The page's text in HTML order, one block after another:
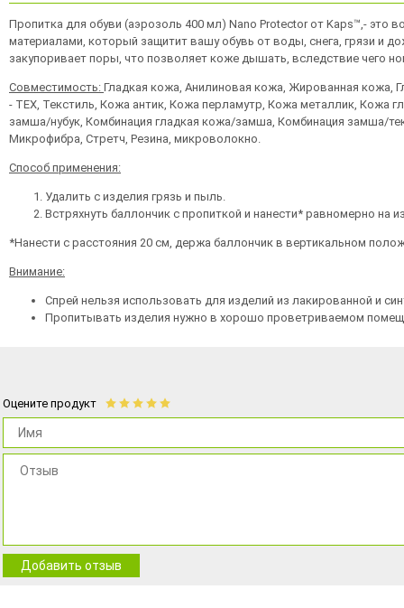
Пропитка для обуви (аэрозоль 400 мл) Nano Protector от Kaps™,-
материалами, который защитит вашу обувь от воды, снега, грязи и
закупоривает поры, что позволяет коже дышать, вследствие чего
Совместимость: Гладкая кожа, Анилиновая кожа, Жированная кожа,
- TEX, Текстиль, Кожа антик, Кожа перламутр, Кожа металлик, Кожа
замша/нубук, Комбинация гладкая кожа/замша, Комбинация замша/
Микрофибра, Стретч, Резина, микроволокно.
Способ применения:
Удалить с изделия грязь и пыль.
Встряхнуть баллончик с пропиткой и нанести* равномерно на
*Нанести с расстояния 20 см, держа баллончик в вертикальном
Внимание:
Спрей нельзя использовать для изделий из лакированной и
Пропитывать изделия нужно в хорошо проветриваемом
Оцените продукт
Добавить отзыв